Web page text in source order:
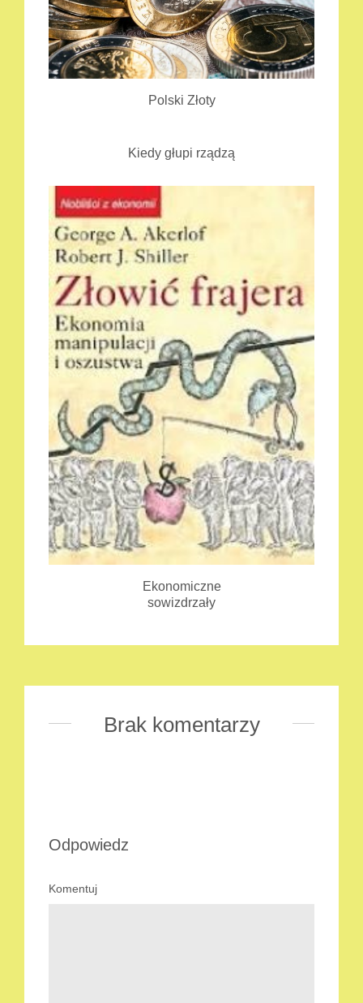
Polski Złoty
Kiedy głupi rządzą
Ekonomiczne
sowizdrzały
Brak komentarzy
Odpowiedz
Komentuj